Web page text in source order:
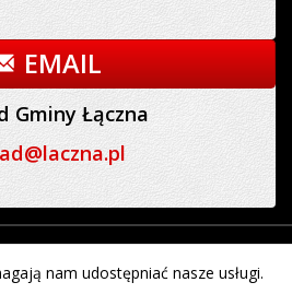
nam udostępniać nasze usługi.
EMAIL
Gminy Łączna
2016 - 2026 | designed by
STUDIO